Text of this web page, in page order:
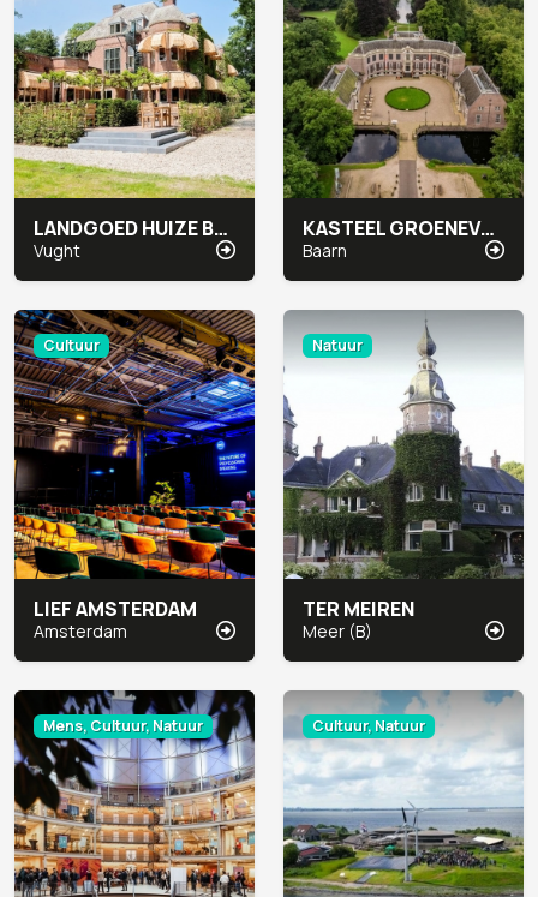
LANDGOED HUIZE BERGEN
Vught
KASTEEL GROENEVELD
Baarn
Cultuur
LIEF AMSTERDAM
Amsterdam
Natuur
TER MEIREN
Meer (B)
Mens, Cultuur, Natuur Cultuur, Natuur